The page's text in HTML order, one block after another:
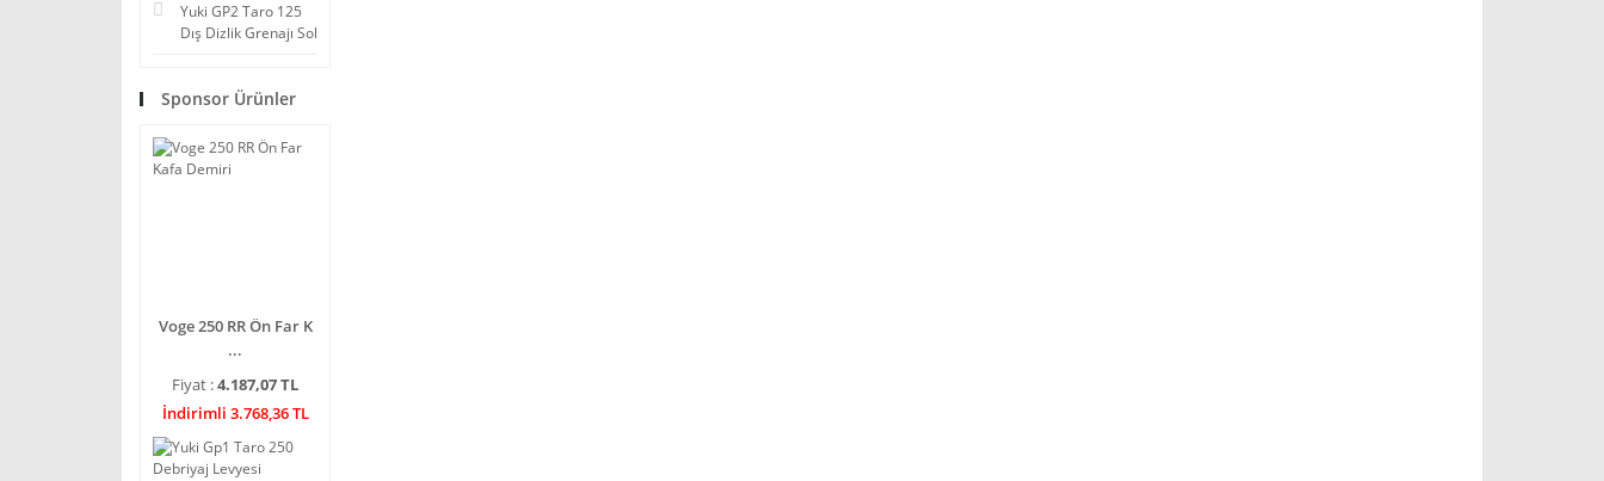
Yuki GP2 Taro 125
Dış Dizlik Grenajı Sol
Sponsor Ürünler
Voge 250 RR Ön Far K
...
Fiyat :4.187,07 TL
İndirimli 3.768,36 TL